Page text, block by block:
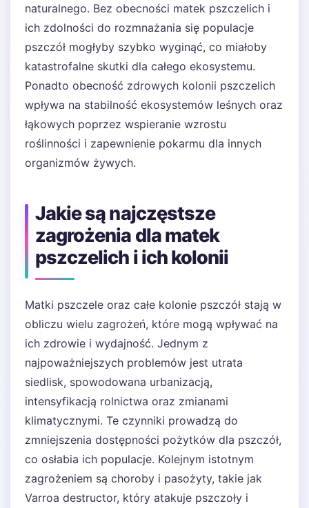
naturalnego. Bez obecności matek pszczelich i
ich zdolności do rozmnażania się populacje
pszczół mogłyby szybko wyginąć, co miałoby
katastrofalne skutki dla całego ekosystemu.
Ponadto obecność zdrowych kolonii pszczelich
wpływa na stabilność ekosystemów leśnych oraz
łąkowych poprzez wspieranie wzrostu
roślinności i zapewnienie pokarmu dla innych
organizmów żywych.
Jakie są najczęstsze
zagrożenia dla matek
pszczelich i ich kolonii
Matki pszczele oraz całe kolonie pszczół stają w
obliczu wielu zagrożeń, które mogą wpływać na
ich zdrowie i wydajność. Jednym z
najpoważniejszych problemów jest utrata
siedlisk, spowodowana urbanizacją,
intensyfikacją rolnictwa oraz zmianami
klimatycznymi. Te czynniki prowadzą do
zmniejszenia dostępności pożytków dla pszczół,
co osłabia ich populacje. Kolejnym istotnym
zagrożeniem są choroby i pasożyty, takie jak
Varroa destructor, który atakuje pszczoły i